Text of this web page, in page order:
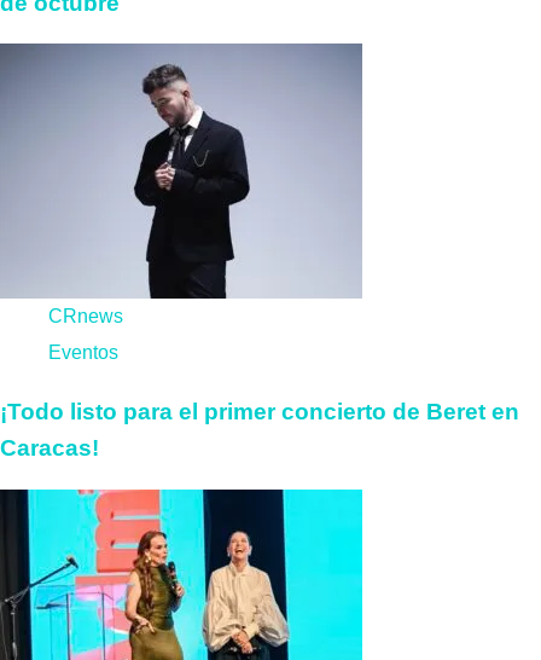
CRnews
Eventos
¡Todo listo para el primer concierto de Beret en
Caracas!